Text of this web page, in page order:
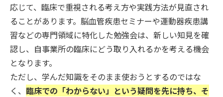
応じて、臨床で重視される考え方や実践方法が見直され
ることがあります。脳血管疾患セミナーや運動器疾患講
習などの専門領域に特化した勉強会は、新しい知見を確
認し、自事業所の臨床にどう取り入れるかを考える機会
となります。
ただし、学んだ知識をそのまま使おうとするのではな
く、 臨床での「わからない」という疑問を先に持ち、そ